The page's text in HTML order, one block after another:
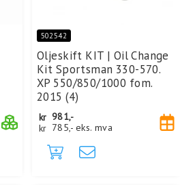
502542
Oljeskift KIT | Oil Change
Kit Sportsman 330-570.
XP 550/850/1000 fom.
2015 (4)
kr 981,-
kr 785,- eks. mva